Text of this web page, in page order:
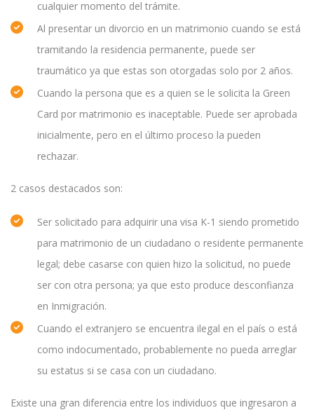
cualquier momento del trámite.
Al presentar un divorcio en un matrimonio cuando se está
tramitando la residencia permanente, puede ser
traumático ya que estas son otorgadas solo por 2 años.
Cuando la persona que es a quien se le solicita la Green
Card por matrimonio es inaceptable. Puede ser aprobada
inicialmente, pero en el último proceso la pueden
rechazar.
2 casos destacados son:
Ser solicitado para adquirir una visa K-1 siendo prometido
para matrimonio de un ciudadano o residente permanente
legal; debe casarse con quien hizo la solicitud, no puede
ser con otra persona; ya que esto produce desconfianza
en Inmigración.
Cuando el extranjero se encuentra ilegal en el país o está
como indocumentado, probablemente no pueda arreglar
su estatus si se casa con un ciudadano.
Existe una gran diferencia entre los individuos que ingresaron a